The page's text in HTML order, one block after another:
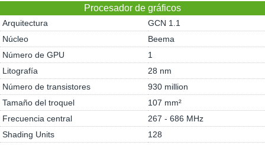
Procesador de gráficos
Arquitectura
GCN 1.1
Núcleo
Beema
Número de GPU
1
Litografía
28 nm
Número de transistores
930 million
Tamaño del troquel
107 mm²
Frecuencia central
267 - 686 MHz
Shading Units
128